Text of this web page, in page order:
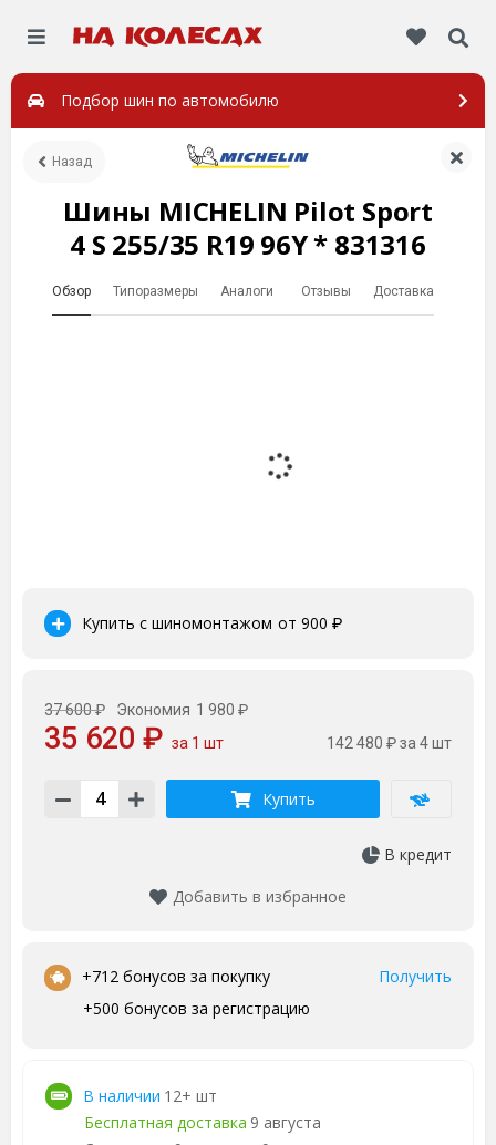
Подбор шин по автомобилю
Назад
Шины MICHELIN Pilot Sport
4 S 255/35 R19 96Y * 831316
Обзор Типоразмеры Аналоги Отзывы Доставка
Купить с шиномонтажом от 900 ₽
37 600 ₽ Экономия 1 980 ₽
35 620 ₽ за 1 шт 142 480 ₽за 4 шт
Купить
В кредит
Добавить в избранное
• +712 бонусов за покупку
Получить
+500 бонусов за регистрацию
В наличии 12+ шт
Бесплатная доставка 9 августа